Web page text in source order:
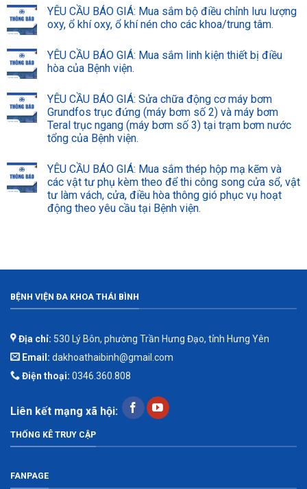
YÊU CẦU BÁO GIÁ: Mua sắm bộ điều chỉnh lưu lượng
oxy, ổ khí oxy, ổ khí nén cho các khoa/trung tâm.
YÊU CẦU BÁO GIÁ: Mua sắm linh kiện thiết bị điều
hòa của Bệnh viện.
YÊU CẦU BÁO GIÁ: Sửa chữa động cơ máy bơm
Grundfos trục đứng (máy bơm số 2) và máy bơm
Teral trục ngang (máy bơm số 3) tại trạm bơm nước
tổng của Bệnh viện.
YÊU CẦU BÁO GIÁ: Mua sắm thép hộp mạ kẽm và
các vật tư phụ kèm theo để thi công song cửa sổ, vật
tư làm vách, cửa, điều hòa thông gió phục vụ hoạt
động theo yêu cầu tại Bệnh viện.
BỆNH VIỆN ĐA KHOA THÁI BÌNH
Địa chỉ: 530 Lý Bôn, phường Trần Hưng Đạo, tỉnh Hưng Yên
Email: dakhoathaibinh@gmail.com
Điện thoại: 0346.360.808
Liên kết mạng xã hội:
THỐNG KÊ TRUY CẬP
FANPAGE